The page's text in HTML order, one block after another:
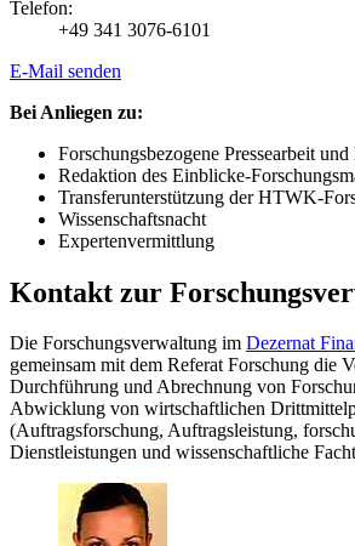
Telefon:
+49 341 3076-6101
E-Mail senden
Bei Anliegen zu:
Forschungsbezogene Pressearbeit
Redaktion des Einblicke-
Transferunterstützung der HTWK-
Wissenschaftsnacht
Expertenvermittlung
Kontakt zur
Die Forschungsverwaltung im Dezernat
gemeinsam mit dem Referat Forschung die
Durchführung und Abrechnung von
Abwicklung von wirtschaftlichen
(Auftragsforschung, Auftragsleistung,
Dienstleistungen und wissenschaftliche